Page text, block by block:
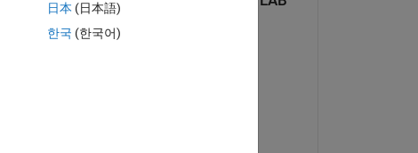
日本 (日本語)
한국 (한국어)